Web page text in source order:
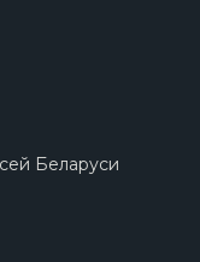
Беларуси